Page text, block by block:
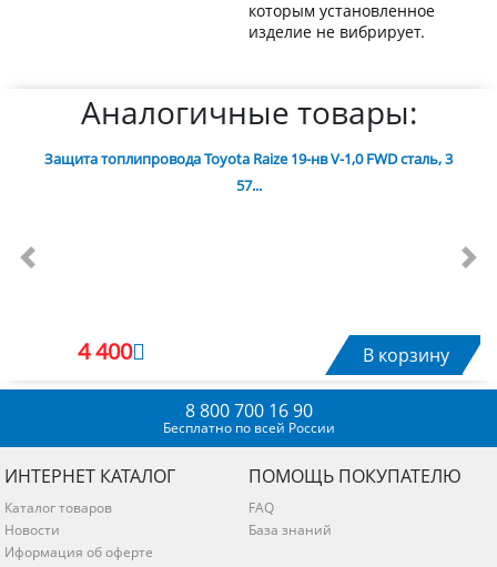
которым установленное
изделие не вибрирует.
Аналогичные товары:
Защита топлипровода Toyota Raize 19-нв V-1,0 FWD сталь, 3
57...
4 400 В корзину
Previous
8 800 700 16 90
Бесплатно по всей России
ИНТЕРНЕТ КАТАЛОГ
Каталог товаров
Новости
Иформация об оферте
ПОМОЩЬ ПОКУПАТЕЛЮ
FAQ
База знаний